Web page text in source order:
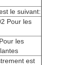
le suivant:
Pour les
les
est